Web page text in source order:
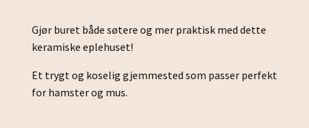
Gjør buret både søtere og mer praktisk med dette
keramiske eplehuset!
Et trygt og koselig gjemmested som passer perfekt
for hamster og mus.